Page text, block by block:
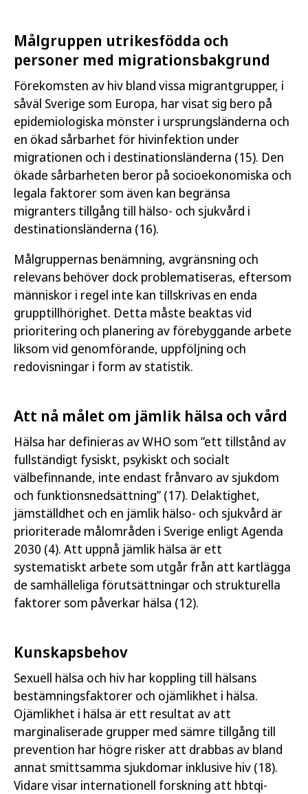
Målgruppen utrikesfödda och
personer med migrationsbakgrund
Förekomsten av hiv bland vissa migrantgrupper, i
såväl Sverige som Europa, har visat sig bero på
epidemiologiska mönster i ursprungsländerna och
en ökad sårbarhet för hivinfektion under
migrationen och i destinationsländerna (15). Den
ökade sårbarheten beror på socioekonomiska och
legala faktorer som även kan begränsa
migranters tillgång till hälso- och sjukvård i
destinationsländerna (16).
Målgruppernas benämning, avgränsning och
relevans behöver dock problematiseras, eftersom
människor i regel inte kan tillskrivas en enda
grupptillhörighet. Detta måste beaktas vid
prioritering och planering av förebyggande arbete
liksom vid genomförande, uppföljning och
redovisningar i form av statistik.
Att nå målet om jämlik hälsa och vård
Hälsa har definieras av WHO som ”ett tillstånd av
fullständigt fysiskt, psykiskt och socialt
välbefinnande, inte endast frånvaro av sjukdom
och funktionsnedsättning” (17). Delaktighet,
jämställdhet och en jämlik hälso- och sjukvård är
prioriterade målområden i Sverige enligt Agenda
2030 (4). Att uppnå jämlik hälsa är ett
systematiskt arbete som utgår från att kartlägga
de samhälleliga förutsättningar och strukturella
faktorer som påverkar hälsa (12).
Kunskapsbehov
Sexuell hälsa och hiv har koppling till hälsans
bestämningsfaktorer och ojämlikhet i hälsa.
Ojämlikhet i hälsa är ett resultat av att
marginaliserade grupper med sämre tillgång till
prevention har högre risker att drabbas av bland
annat smittsamma sjukdomar inklusive hiv (18).
Vidare visar internationell forskning att hbtqi-